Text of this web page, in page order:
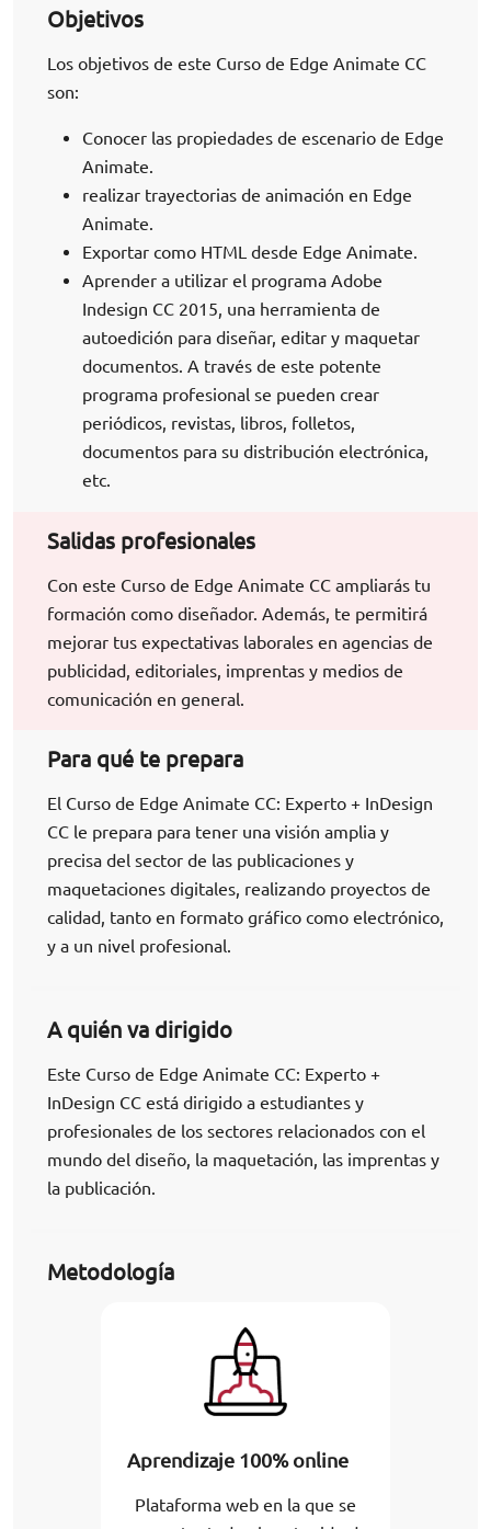
Objetivos
Los objetivos de este Curso de Edge Animate CC
son:
Conocer las propiedades de escenario de Edge
Animate.
realizar trayectorias de animación en Edge
Animate.
Exportar como HTML desde Edge Animate.
Aprender a utilizar el programa Adobe
Indesign CC 2015, una herramienta de
autoedición para diseñar, editar y maquetar
documentos. A través de este potente
programa profesional se pueden crear
periódicos, revistas, libros, folletos,
documentos para su distribución electrónica,
etc.
Salidas profesionales
Con este Curso de Edge Animate CC ampliarás tu
formación como diseñador. Además, te permitirá
mejorar tus expectativas laborales en agencias de
publicidad, editoriales, imprentas y medios de
comunicación en general.
Para qué te prepara
El Curso de Edge Animate CC: Experto + InDesign
CC le prepara para tener una visión amplia y
precisa del sector de las publicaciones y
maquetaciones digitales, realizando proyectos de
calidad, tanto en formato gráfico como electrónico,
y a un nivel profesional.
A quién va dirigido
Este Curso de Edge Animate CC: Experto +
InDesign CC está dirigido a estudiantes y
profesionales de los sectores relacionados con el
mundo del diseño, la maquetación, las imprentas y
la publicación.
Metodología
Aprendizaje 100% online
Plataforma web en la que se